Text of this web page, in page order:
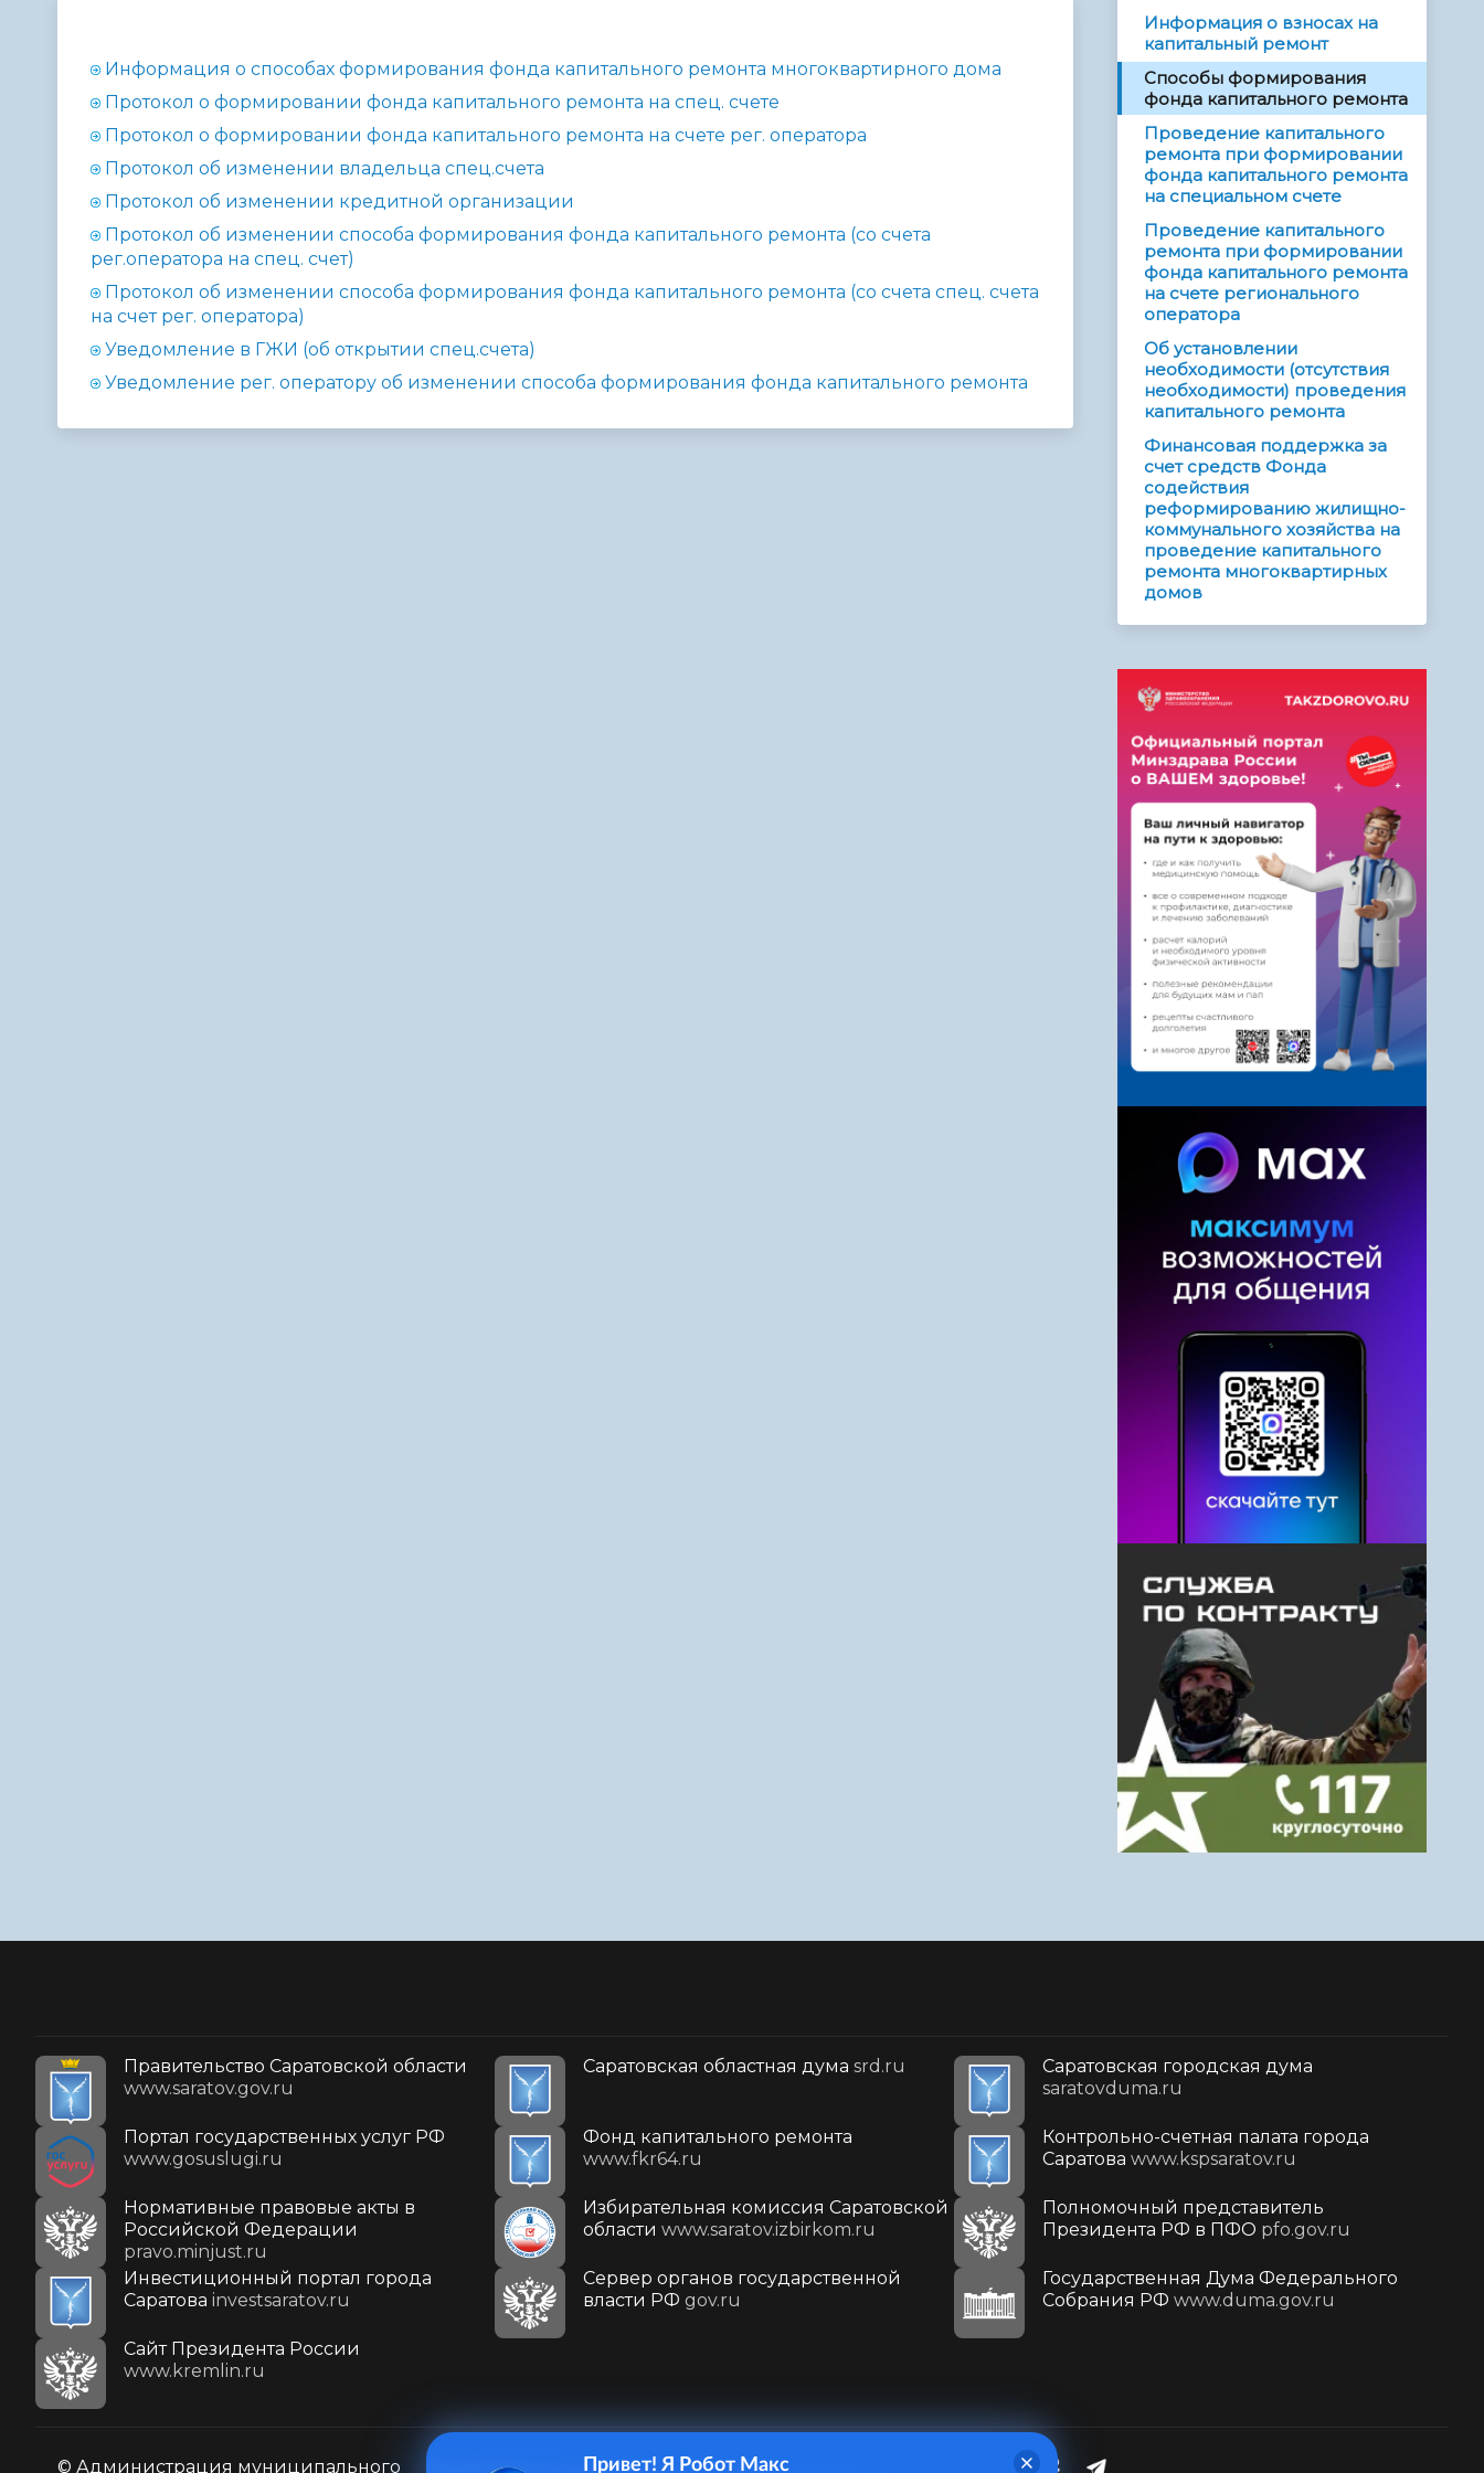
Информация о способах формирования фонда капитального ремонта многоквартирного дома
Протокол о формировании фонда капитального ремонта на спец. счете
Протокол о формировании фонда капитального ремонта на счете рег. оператора
Протокол об изменении владельца спец.счета
Протокол об изменении кредитной организации
Протокол об изменении способа формирования фонда капитального ремонта (со счета
рег.оператора на спец. счет)
Протокол об изменении способа формирования фонда капитального ремонта (со счета спец. счета
на счет рег. оператора)
Уведомление в ГЖИ (об открытии спец.счета)
Уведомление рег. оператору об изменении способа формирования фонда капитального ремонта
Информация о взносах на
капитальный ремонт
Способы формирования
фонда капитального ремонта
Проведение капитального
ремонта при формировании
фонда капитального ремонта
на специальном счете
Проведение капитального
ремонта при формировании
фонда капитального ремонта
на счете регионального
оператора
Об установлении
необходимости (отсутствия
необходимости) проведения
капитального ремонта
Финансовая поддержка за
счет средств Фонда
содействия
реформированию жилищно-
коммунального хозяйства на
проведение капитального
ремонта многоквартирных
домов
Правительство Саратовской области
www.saratov.gov.ru
Саратовская областная дума srd.ru
Саратовская городская дума
saratovduma.ru
Портал государственных услуг РФ
www.gosuslugi.ru
Фонд капитального ремонта
www.fkr64.ru
Контрольно-счетная палата города
Саратова www.kspsaratov.ru
Нормативные правовые акты в
Российской Федерации
pravo.minjust.ru
Избирательная комиссия Саратовской
области www.saratov.izbirkom.ru
Полномочный представитель
Президента РФ в ПФО pfo.gov.ru
Инвестиционный портал города
Саратова investsaratov.ru
Сервер органов государственной
власти РФ gov.ru
Государственная Дума Федерального
Собрания РФ www.duma.gov.ru
Cайт Президента России
www.kremlin.ru
© Администрация муниципального 410031, г. Саратов, ул. Первомайская, д. 78
Привет! Я Робот Макс